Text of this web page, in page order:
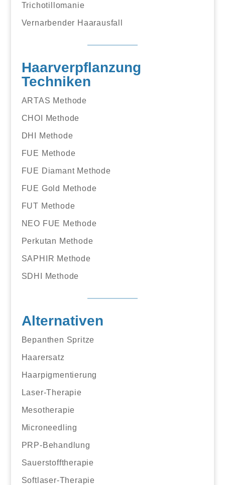
Trichotillomanie
Vernarbender Haarausfall
Haarverpflanzung
Techniken
ARTAS Methode
CHOI Methode
DHI Methode
FUE Methode
FUE Diamant Methode
FUE Gold Methode
FUT Methode
NEO FUE Methode
Perkutan Methode
SAPHIR Methode
SDHI Methode
Alternativen
Bepanthen Spritze
Haarersatz
Haarpigmentierung
Laser-Therapie
Mesotherapie
Microneedling
PRP-Behandlung
Sauerstofftherapie
Softlaser-Therapie